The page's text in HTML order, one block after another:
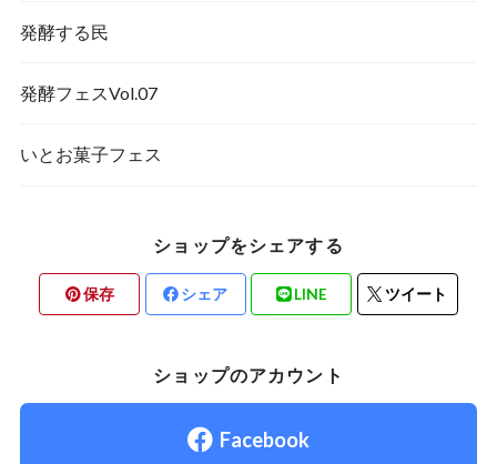
発酵する民
発酵フェスVol.07
いとお菓子フェス
ショップをシェアする
保存 シェア LINE ツイート
ショップのアカウント
Facebook